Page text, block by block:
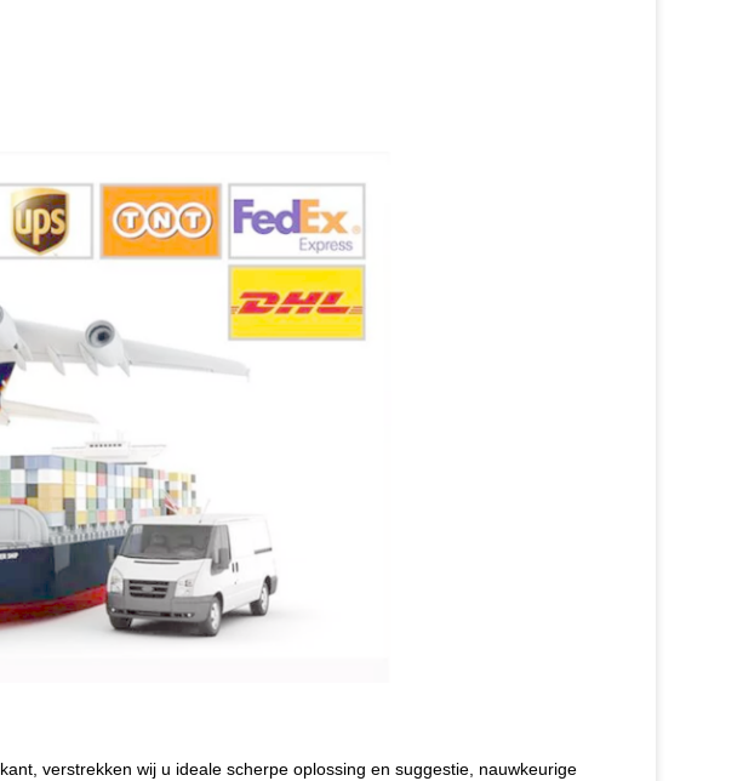
verstrekken wij u ideale scherpe oplossing en suggestie, nauwkeurige